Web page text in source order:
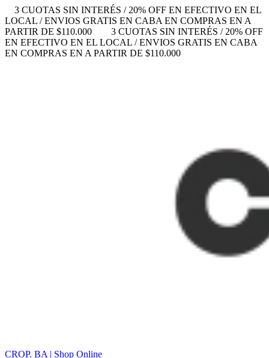
3 CUOTAS SIN INTERÉS / 20% OFF EN EFECTIVO EN EL
LOCAL / ENVIOS GRATIS EN CABA EN COMPRAS EN A
PARTIR DE $110.000
3 CUOTAS SIN INTERÉS / 20% OFF
EN EFECTIVO EN EL LOCAL / ENVIOS GRATIS EN CABA
EN COMPRAS EN A PARTIR DE $110.000
CROP. BA | Shop Online